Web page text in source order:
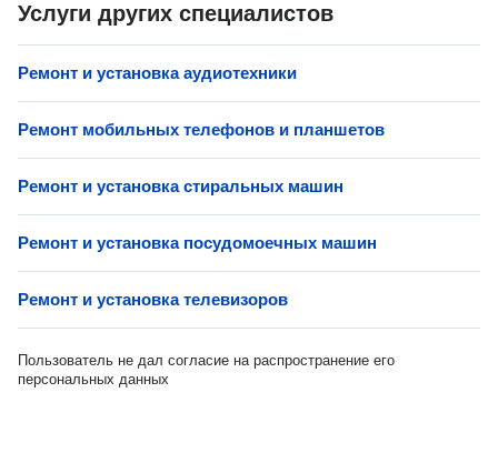
Услуги других специалистов
Ремонт и установка аудиотехники
Ремонт мобильных телефонов и планшетов
Ремонт и установка стиральных машин
Ремонт и установка посудомоечных машин
Ремонт и установка телевизоров
Пользователь не дал согласие на распространение его
персональных данных